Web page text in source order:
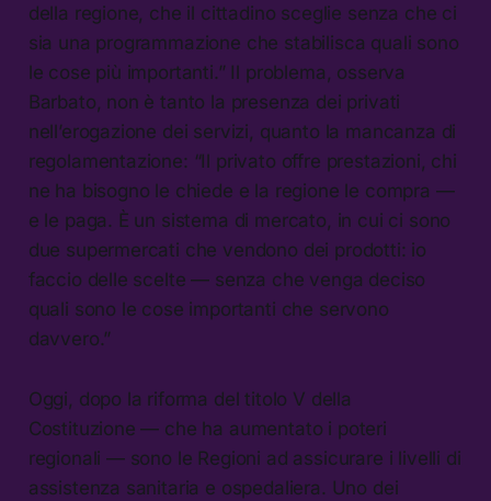
della regione, che il cittadino sceglie senza che ci
sia una programmazione che stabilisca quali sono
le cose più importanti.” Il problema, osserva
Barbato, non è tanto la presenza dei privati
nell’erogazione dei servizi, quanto la mancanza di
regolamentazione: “Il privato offre prestazioni, chi
ne ha bisogno le chiede e la regione le compra —
e le paga. È un sistema di mercato, in cui ci sono
due supermercati che vendono dei prodotti: io
faccio delle scelte — senza che venga deciso
quali sono le cose importanti che servono
davvero.”
Oggi, dopo la riforma del titolo V della
Costituzione — che ha aumentato i poteri
regionali — sono le Regioni ad assicurare i livelli di
assistenza sanitaria e ospedaliera. Uno dei